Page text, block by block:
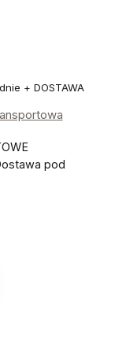
+ DOSTAWA
pod